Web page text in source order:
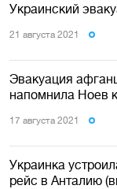
Украинский
21 августа 2021
Эвакуация
напомнила Ноев
17 августа 2021
Украинка
рейс в Анталию